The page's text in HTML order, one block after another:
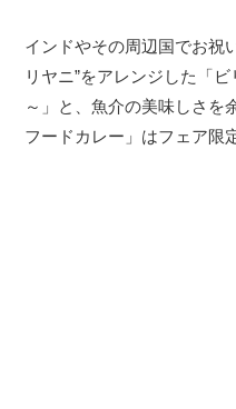
インドやその周辺国でお祝
リヤニ”をアレンジした「
～」と、魚介の美味しさを
フードカレー」はフェア限